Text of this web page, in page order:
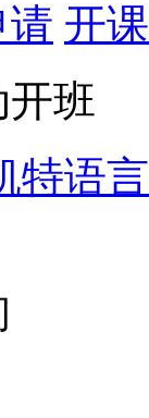
请 开
班
特语